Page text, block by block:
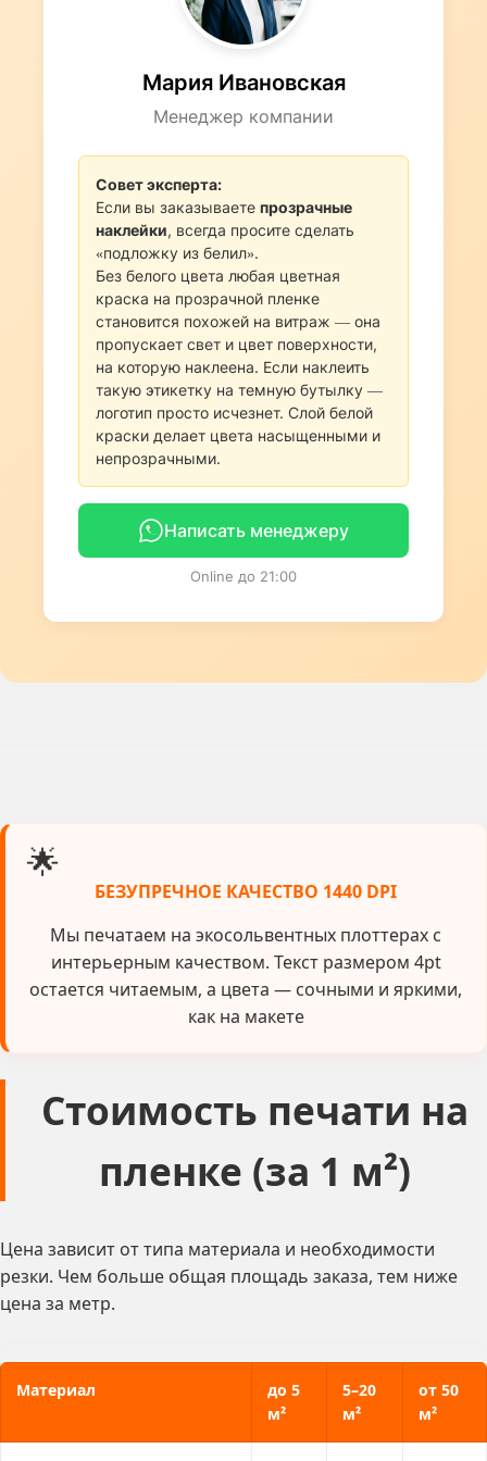
пленка с усиленным клеем (High
Tack). Обязательно предупредите
менеджера о поверхности
монтажа!
Мария Ивановская
Менеджер компании
Совет эксперта:
Если вы заказываете прозрачные
наклейки, всегда просите сделать
«подложку из белил».
Без белого цвета любая цветная
краска на прозрачной пленке
становится похожей на витраж — она
пропускает свет и цвет поверхности,
на которую наклеена. Если наклеить
такую этикетку на темную бутылку —
логотип просто исчезнет. Слой белой
краски делает цвета насыщенными и
непрозрачными.
Написать менеджеру
Online до 21:00
🌟
БЕЗУПРЕЧНОЕ КАЧЕСТВО 1440 DPI
Мы печатаем на экосольвентных плоттерах с
интерьерным качеством. Текст размером 4pt
остается читаемым, а цвета — сочными и яркими,
как на макете
Стоимость печати на
пленке (за 1 м²)
Цена зависит от типа материала и необходимости
резки. Чем больше общая площадь заказа, тем ниже
цена за метр.
Материал
до 5
м²
5–20
м²
от 50
м²